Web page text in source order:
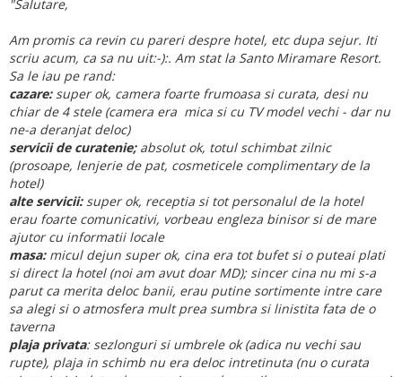
"Salutare,
Am promis ca revin cu pareri despre hotel, etc dupa sejur. Iti
scriu acum, ca sa nu uit:-):. Am stat la Santo Miramare Resort.
Sa le iau pe rand:
cazare:super ok, camera foarte frumoasa si curata, desi nu
chiar de 4 stele (camera era mica si cu TV model vechi - dar nu
ne-a deranjat deloc)
servicii de curatenie;absolut ok, totul schimbat zilnic
(prosoape, lenjerie de pat, cosmeticele complimentary de la
hotel)
alte servicii:super ok, receptia si tot personalul de la hotel
erau foarte comunicativi, vorbeau engleza binisor si de mare
ajutor cu informatii locale
masa:micul dejun super ok, cina era tot bufet si o puteai plati
si direct la hotel (noi am avut doar MD); sincer cina nu mi s-a
parut ca merita deloc banii, erau putine sortimente intre care
sa alegi si o atmosfera mult prea sumbra si linistita fata de o
taverna
plaja privata: sezlonguri si umbrele ok (adica nu vechi sau
rupte), plaja in schimb nu era deloc intretinuta (nu o curata